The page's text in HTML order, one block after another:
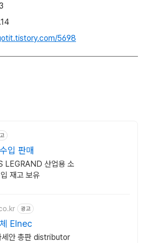
5698
입 판매
LEGRAND 산업용 소
재고 보유
광고
Elnec
세안 총판 distributor